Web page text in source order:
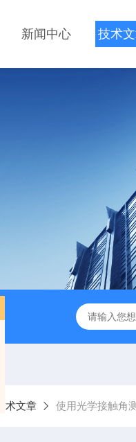
新闻中心 技术
SSM-V玻璃应力仪
技术文章 使用光学接触角